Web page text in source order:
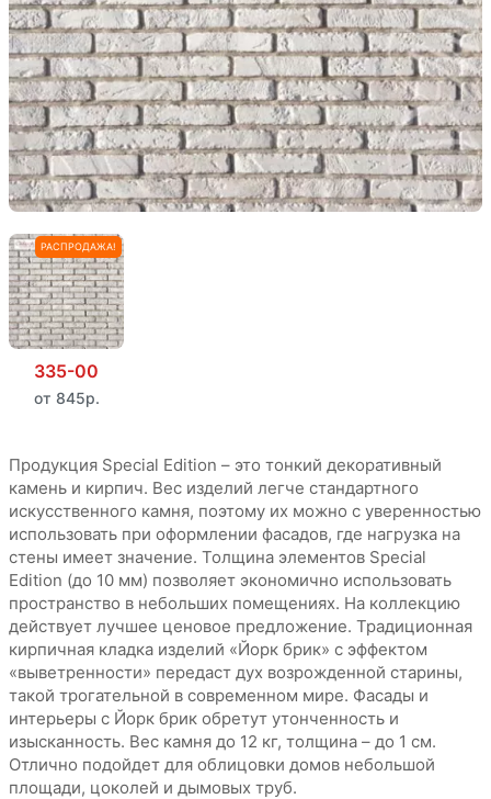
Норма упаковки в гофротару (м2/м п.): 0,91 / 2,17
Норма упаковки в мастербокс (м2/м п.): 60,57 / 167,40
Вес (кг/м²): 9,7 / 3,4
РАСПРОДАЖА!
335-00
от 845р.
Продукция Special Edition – это тонкий декоративный
камень и кирпич. Вес изделий легче стандартного
искусственного камня, поэтому их можно с уверенностью
использовать при оформлении фасадов, где нагрузка на
стены имеет значение. Толщина элементов Special
Edition (до 10 мм) позволяет экономично использовать
пространство в небольших помещениях. На коллекцию
действует лучшее ценовое предложение. Традиционная
кирпичная кладка изделий «Йорк брик» с эффектом
«выветренности» передаст дух возрожденной старины,
такой трогательной в современном мире. Фасады и
интерьеры с Йорк брик обретут утонченность и
изысканность. Вес камня до 12 кг, толщина – до 1 см.
Отлично подойдет для облицовки домов небольшой
площади, цоколей и дымовых труб.